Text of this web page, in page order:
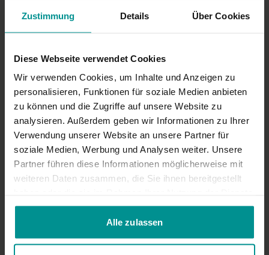
Zustimmung Details Über Cookies
Diese Webseite verwendet Cookies
Wir verwenden Cookies, um Inhalte und Anzeigen zu
personalisieren, Funktionen für soziale Medien anbieten
zu können und die Zugriffe auf unsere Website zu
analysieren. Außerdem geben wir Informationen zu Ihrer
Verwendung unserer Website an unsere Partner für
soziale Medien, Werbung und Analysen weiter. Unsere
Partner führen diese Informationen möglicherweise mit
weiteren Daten zusammen, die Sie ihnen bereitgestellt
gesammelt haben.
Alle zulassen
0
Mehr laden
Ähnliche Videos